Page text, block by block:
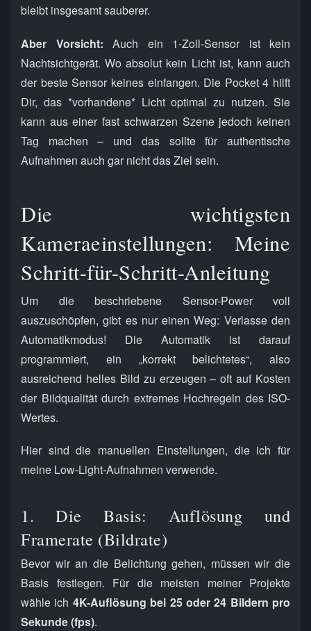
bleibt insgesamt sauberer.
Aber Vorsicht: Auch ein 1-Zoll-Sensor ist kein
Nachtsichtgerät. Wo absolut kein Licht ist, kann auch
der beste Sensor keines einfangen. Die Pocket 4 hilft
Dir, das *vorhandene* Licht optimal zu nutzen. Sie
kann aus einer fast schwarzen Szene jedoch keinen
Tag machen – und das sollte für authentische
Aufnahmen auch gar nicht das Ziel sein.
Die wichtigsten
Kameraeinstellungen: Meine
Schritt-für-Schritt-Anleitung
Um die beschriebene Sensor-Power voll
auszuschöpfen, gibt es nur einen Weg: Verlasse den
Automatikmodus! Die Automatik ist darauf
programmiert, ein „korrekt belichtetes“, also
ausreichend helles Bild zu erzeugen – oft auf Kosten
der Bildqualität durch extremes Hochregeln des ISO-
Wertes.
Hier sind die manuellen Einstellungen, die ich für
meine Low-Light-Aufnahmen verwende.
1. Die Basis: Auflösung und
Framerate (Bildrate)
Bevor wir an die Belichtung gehen, müssen wir die
Basis festlegen. Für die meisten meiner Projekte
wähle ich 4K-Auflösung bei 25 oder 24 Bildern pro
Sekunde (fps).